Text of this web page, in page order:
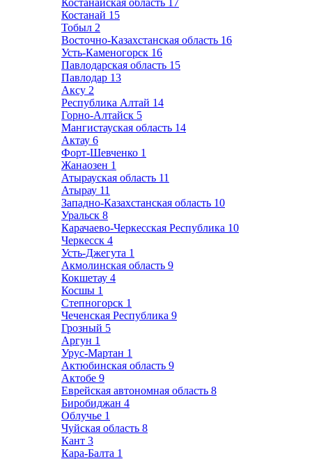
Костанайская область 17
Костанай 15
Тобыл 2
Восточно-Казахстанская область 16
Усть-Каменогорск 16
Павлодарская область 15
Павлодар 13
Аксу 2
Республика Алтай 14
Горно-Алтайск 5
Мангистауская область 14
Актау 6
Форт-Шевченко 1
Жанаозен 1
Атырауская область 11
Атырау 11
Западно-Казахстанская область 10
Уральск 8
Карачаево-Черкесская Республика 10
Черкесск 4
Усть-Джегута 1
Акмолинская область 9
Кокшетау 4
Косшы 1
Степногорск 1
Чеченская Республика 9
Грозный 5
Аргун 1
Урус-Мартан 1
Актюбинская область 9
Актобе 9
Еврейская автономная область 8
Биробиджан 4
Облучье 1
Чуйская область 8
Кант 3
Кара-Балта 1